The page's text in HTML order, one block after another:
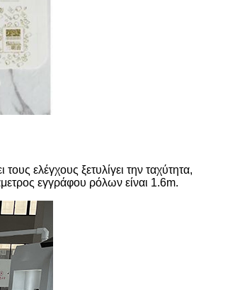
τους ελέγχους ξετυλίγει την ταχύτητα,
εγγράφου ρόλων είναι 1.6m.